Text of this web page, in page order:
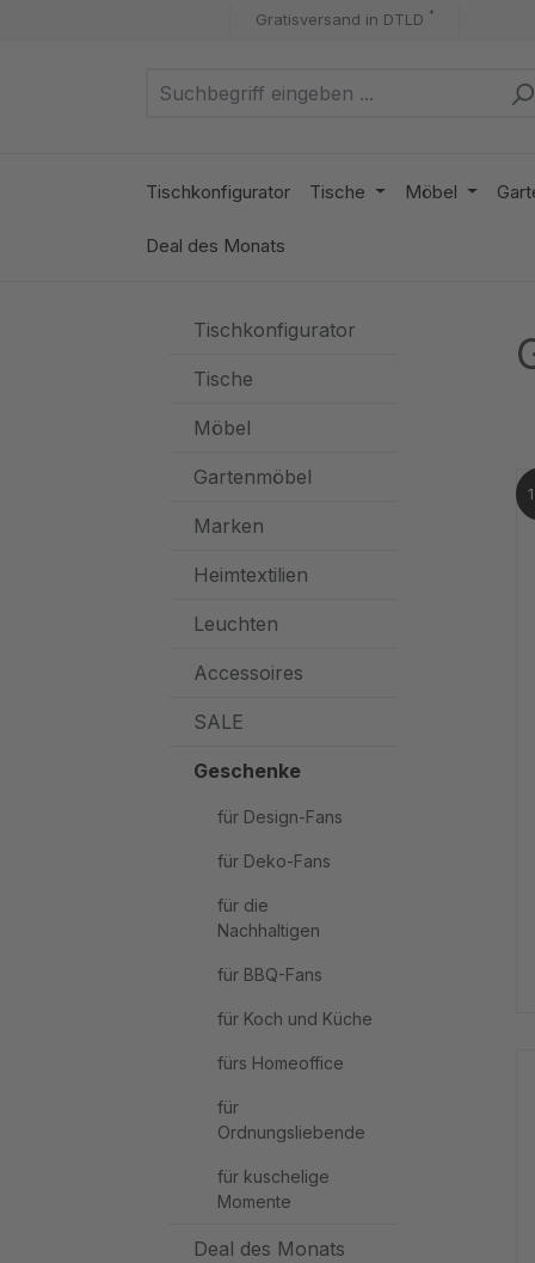
Zur Hauptnavigation springenGratisversand in DTLD *
Tischkonfigurator Tische Möbel
Deal des Monats
Tischkonfigurator
Tische
Möbel
Gartenmöbel
Marken
Heimtextilien
Leuchten
Accessoires
SALE
Geschenke
für Design-Fans
für Deko-Fans
für die
Nachhaltigen
für BBQ-Fans
für Koch und Küche
fürs Homeoffice
für
Ordnungsliebende
für kuschelige
Momente
Deal des Monats